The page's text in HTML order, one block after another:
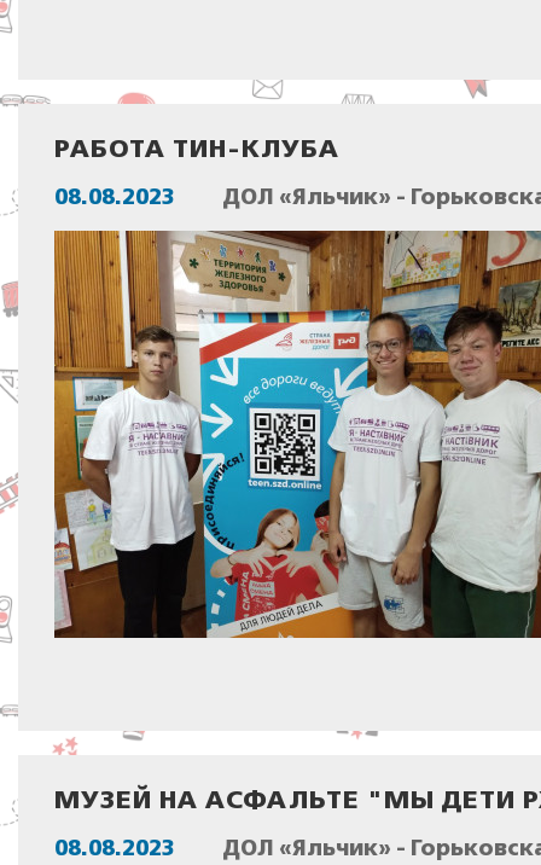
РАБОТА ТИН-КЛУБА
08.08.2023 ДОЛ «Яльчик» -
МУЗЕЙ НА АСФАЛЬТЕ "МЫ ДЕТИ
08.08.2023 ДОЛ «Яльчик» -